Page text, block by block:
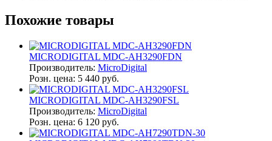
Похожие товары
MICRODIGITAL MDC-AH3290FDN
Производитель: MicroDigital
Розн. цена: 5 440 руб.
MICRODIGITAL MDC-AH3290FSL
Производитель: MicroDigital
Розн. цена: 6 120 руб.